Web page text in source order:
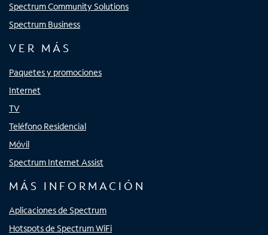
Spectrum Community Solutions
Spectrum Business
VER MÁS
Paquetes y promociones
Internet
TV
Teléfono Residencial
Móvil
Spectrum Internet Assist
MÁS INFORMACIÓN
Aplicaciones de Spectrum
Hotspots de Spectrum WiFi